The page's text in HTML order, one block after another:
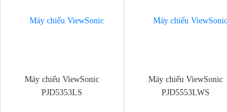
Máy chiếu ViewSonic
PJD5353LS
Máy chiếu ViewSonic
PJD5553LWS